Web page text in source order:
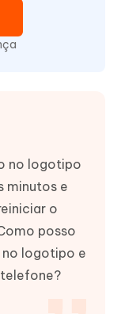
no logotipo
minutos e
o
posso
no logotipo e